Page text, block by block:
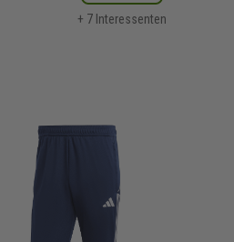
+ 7 Interessenten